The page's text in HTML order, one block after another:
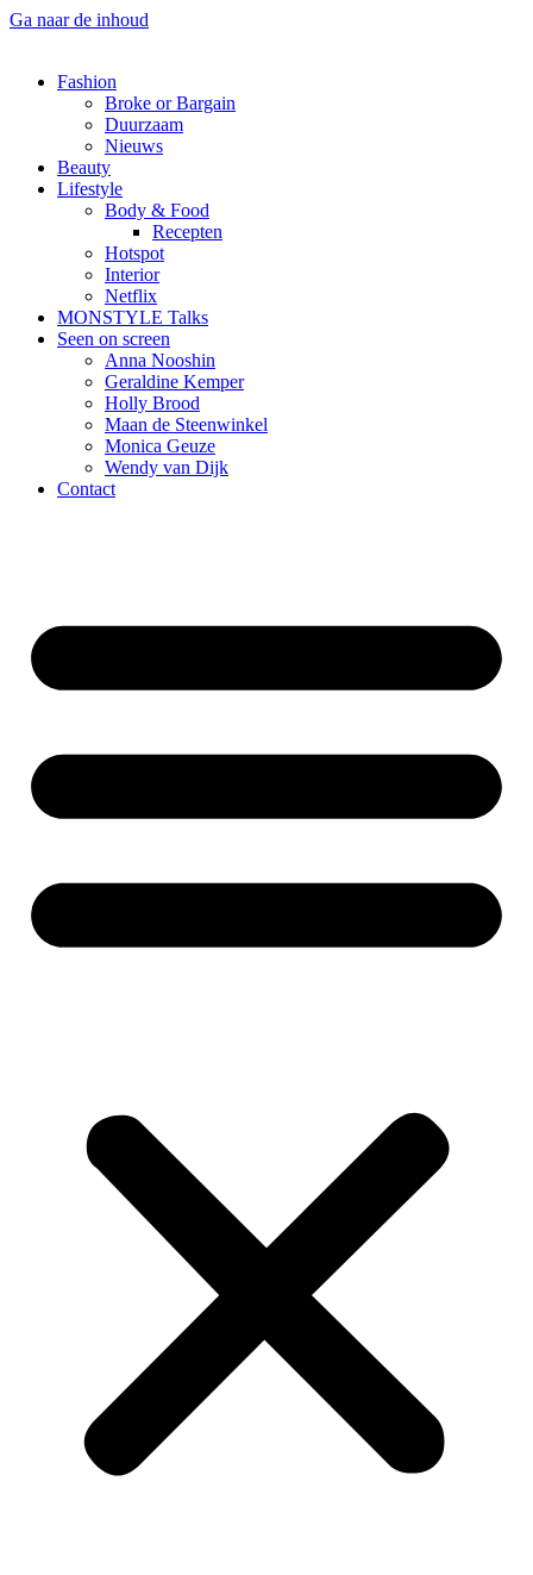
Ga naar de inhoud
Fashion
Broke or Bargain
Duurzaam
Nieuws
Beauty
Lifestyle
Body & Food
Recepten
Hotspot
Interior
Netflix
MONSTYLE Talks
Seen on screen
Anna Nooshin
Geraldine Kemper
Holly Brood
Maan de Steenwinkel
Monica Geuze
Wendy van Dijk
Contact